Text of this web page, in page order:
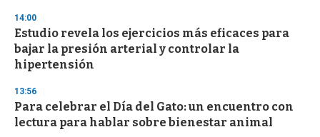
s
e
c
o
n
14:00
Estudio revela los ejercicios más eficaces para
bajar la presión arterial y controlar la
hipertensión
13:56
Para celebrar el Día del Gato: un encuentro con
lectura para hablar sobre bienestar animal